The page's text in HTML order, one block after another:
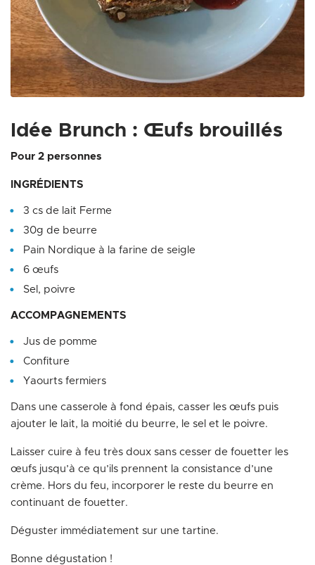
Idée Brunch : Œufs brouillés
Pour 2 personnes
INGRÉDIENTS
3 cs de lait Ferme
30g de beurre
Pain Nordique à la farine de seigle
6 œufs
Sel, poivre
ACCOMPAGNEMENTS
Jus de pomme
Confiture
Yaourts fermiers
Dans une casserole à fond épais, casser les œufs puis
ajouter le lait, la moitié du beurre, le sel et le poivre.
Laisser cuire à feu très doux sans cesser de fouetter les
œufs jusqu’à ce qu’ils prennent la consistance d’une
crème. Hors du feu, incorporer le reste du beurre en
continuant de fouetter.
Déguster immédiatement sur une tartine.
Bonne dégustation !